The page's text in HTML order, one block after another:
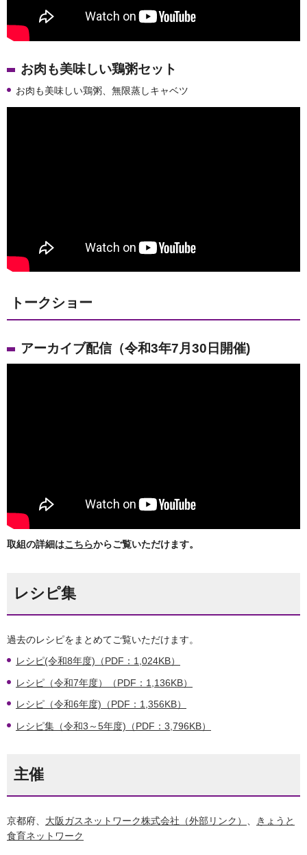
お肉も美味しい鶏粥セット
お肉も美味しい鶏粥、無限蒸しキャベツ
トークショー
アーカイブ配信（令和3年7月30日開催)
取組の詳細はこちらからご覧いただけます。
レシピ集
過去のレシピをまとめてご覧いただけます。
レシピ(令和8年度)（PDF：1,024KB）
レシピ（令和7年度）（PDF：1,136KB）
レシピ（令和6年度)（PDF：1,356KB）
レシピ集（令和3～5年度)（PDF：3,796KB）
主催
京都府、 大阪ガスネットワーク株式会社（外部リンク）
きょうと
食育ネットワーク